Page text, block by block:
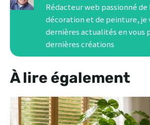
Rédacteur web passionné
décoration et de peinture, je
dernières actualités en vous
dernières créations
À lire également